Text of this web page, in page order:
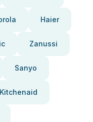
Haier
Zanussi
Sanyo
Kitchenaid